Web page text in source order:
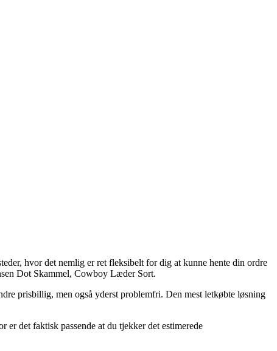
hvor det nemlig er ret fleksibelt for dig at kunne hente din ordre
Dot Skammel, Cowboy Læder Sort.
prisbillig, men også yderst problemfri. Den mest letkøbte løsning
det faktisk passende at du tjekker det estimerede